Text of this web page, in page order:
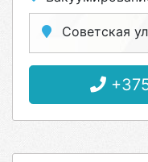
Советская